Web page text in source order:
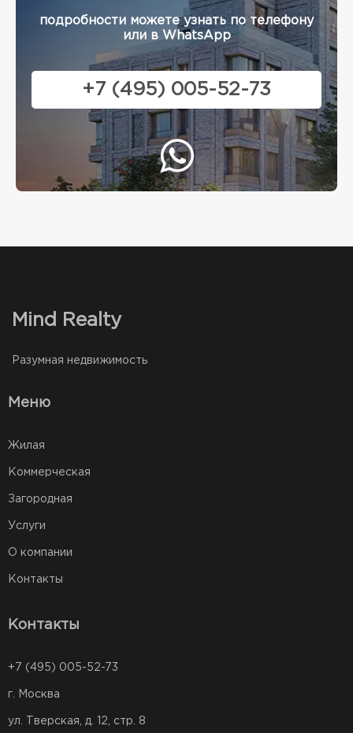
подробности можете узнать по телефону
или в WhatsApp
+7 (495) 005-52-73
Mind Realty
Разумная недвижимость
Меню
Жилая
Коммерческая
Загородная
Услуги
О компании
Контакты
Контакты
+7 (495) 005-52-73
г. Москва
ул. Тверская, д. 12, стр. 8